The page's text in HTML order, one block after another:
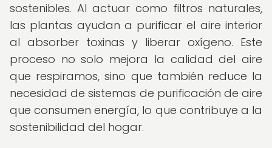
sostenibles. Al actuar como filtros naturales,
las plantas ayudan a purificar el aire interior
al absorber toxinas y liberar oxígeno. Este
proceso no solo mejora la calidad del aire
que respiramos, sino que también reduce la
necesidad de sistemas de purificación de aire
que consumen energía, lo que contribuye a la
sostenibilidad del hogar.